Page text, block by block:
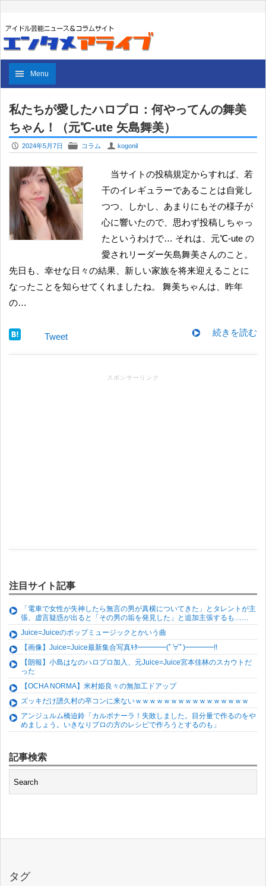
Menu
私たちが愛したハロプロ：何やってんの舞美
ちゃん！（元℃-ute 矢島舞美）
P 2024年5月7日 F コラム U kogonil
当サイトの投稿規定からすれば、若
干のイレギュラーであることは自覚し
つつ、しかし、あまりにもその様子が
心に響いたので、思わず投稿しちゃっ
たというわけで… それは、元℃-ute の
愛されリーダー矢島舞美さんのこと。
先日も、幸せな日々の結果、新しい家族を将来迎えることに
なったことを知らせてくれましたね。 舞美ちゃんは、昨年
の…
続きを読む
Tweet
スポンサーリンク
注目サイト記事
「電車で女性が失神したら無言の男が真横についてきた」とタレントが主
張、虚言疑惑が出ると「その男の垢を発見した」と追加主張するも……
Juice=Juiceのポップミュージックとかいう曲
【画像】Juice=Juice最新集合写真ｷﾀ━━━━(ﾟ∀ﾟ)━━━━!!
【朗報】小島はなのハロプロ加入、元Juice=Juice宮本佳林のスカウトだ
った
【OCHA NORMA】米村姫良々の無加工ドアップ
ズッキだけ譜久村の卒コンに来ないｗｗｗｗｗｗｗｗｗｗｗｗｗｗｗｗ
アンジュルム橋迫鈴「カルボナーラ！失敗しました。目分量で作るのをや
めましょう。いきなりプロの方のレシピで作ろうとするのも」
記事検索
タグ